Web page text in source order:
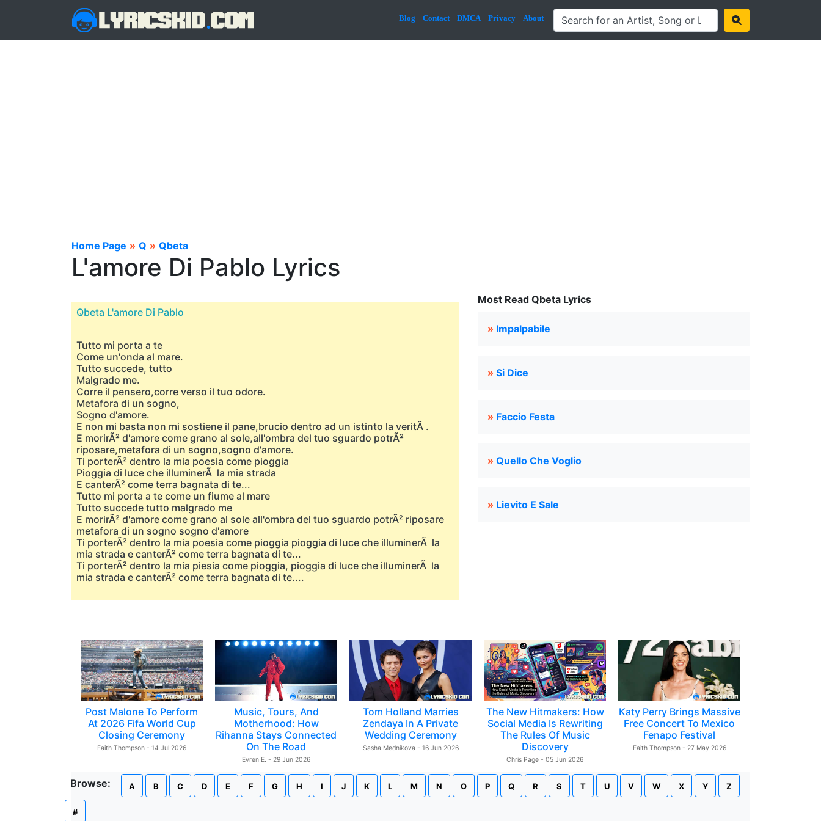
Blog Contact DMCA Privacy About
Home Page » Q » Qbeta
L'amore Di Pablo Lyrics
Qbeta L'amore Di Pablo
Tutto mi porta a te
Come un'onda al mare.
Tutto succede, tutto
Malgrado me.
Corre il pensero,corre verso il tuo odore.
Metafora di un sogno,
Sogno d'amore.
E non mi basta non mi sostiene il pane,brucio dentro ad un istinto la veritÃ .
E morirÃ² d'amore come grano al sole,all'ombra del tuo sguardo potrÃ²
riposare,metafora di un sogno,sogno d'amore.
Ti porterÃ² dentro la mia poesia come pioggia
Pioggia di luce che illuminerÃ la mia strada
E canterÃ² come terra bagnata di te...
Tutto mi porta a te come un fiume al mare
Tutto succede tutto malgrado me
E morirÃ² d'amore come grano al sole all'ombra del tuo sguardo potrÃ² riposare
metafora di un sogno sogno d'amore
Ti porterÃ² dentro la mia poesia come pioggia pioggia di luce che illuminerÃ la
mia strada e canterÃ² come terra bagnata di te...
Ti porterÃ² dentro la mia piesia come pioggia, pioggia di luce che illuminerÃ la
mia strada e canterÃ² come terra bagnata di te....
Most Read Qbeta Lyrics
» Impalpabile
» Si Dice
» Faccio Festa
» Quello Che Voglio
» Lievito E Sale
Post Malone To Perform
At 2026 Fifa World Cup
Closing Ceremony
Faith Thompson - 14 Jul 2026
Music, Tours, And
Motherhood: How
Rihanna Stays Connected
On The Road
Evren E. - 29 Jun 2026
Tom Holland Marries
Zendaya In A Private
Wedding Ceremony
Sasha Mednikova - 16 Jun 2026
The New Hitmakers: How
Social Media Is Rewriting
The Rules Of Music
Discovery
Chris Page - 05 Jun 2026
Katy Perry Brings Massive
Free Concert To Mexico
Fenapo Festival
Faith Thompson - 27 May 2026
Browse: A B C D E F G H I J K L M N O P Q R S T U V W X Y Z
#